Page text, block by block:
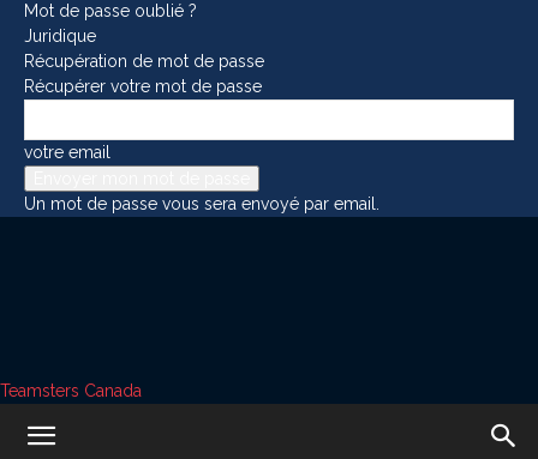
Mot de passe oublié ?
Juridique
Récupération de mot de passe
Récupérer votre mot de passe
votre email
Un mot de passe vous sera envoyé par email.
Teamsters Canada